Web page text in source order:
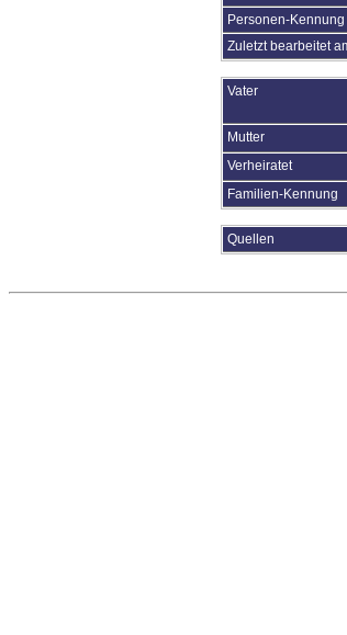
Personen-Kennung
Zuletzt bearbeitet
Vater
Mutter
Verheiratet
Familien-Kennung
Quellen